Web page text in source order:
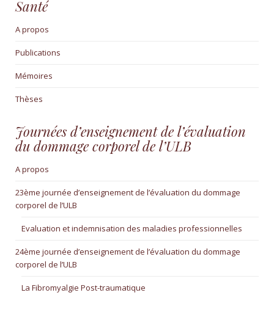
Santé
A propos
Publications
Mémoires
Thèses
Journées d’enseignement de l’évaluation
du dommage corporel de l’ULB
A propos
23ème journée d’enseignement de l’évaluation du dommage
corporel de l’ULB
Evaluation et indemnisation des maladies professionnelles
24ème journée d’enseignement de l’évaluation du dommage
corporel de l’ULB
La Fibromyalgie Post-traumatique